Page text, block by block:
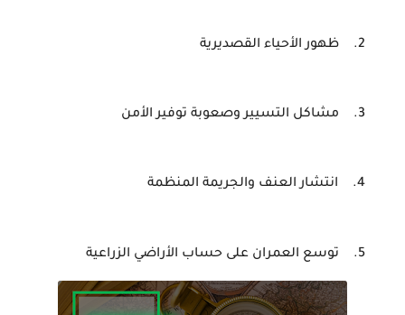
2. ظهور الأحياء القصديرية
3. مشاكل التسيير وصعوبة توفير الأمن
4. انتشار العنف والجريمة المنظمة
5. توسع العمران على حساب الأراضي الزراعية